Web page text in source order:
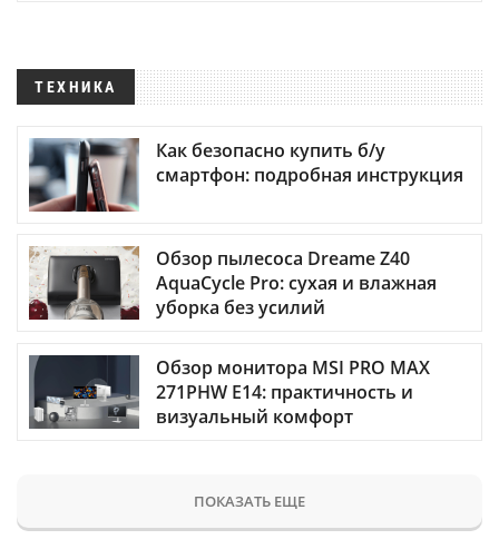
ТЕХНИКА
Как безопасно купить б/у
смартфон: подробная инструкция
Обзор пылесоса Dreame Z40
AquaCycle Pro: сухая и влажная
уборка без усилий
Обзор монитора MSI PRO MAX
271PHW E14: практичность и
визуальный комфорт
ПОКАЗАТЬ ЕЩЕ